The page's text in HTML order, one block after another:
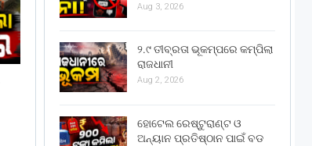
Aug 3, 2026
୨.୯ ତୀବ୍ରତା ଭୂକମ୍ପରେ କମ୍ପିଲା
ରାଜଧାନୀ
Aug 2, 2026
ହୋଟେଲ ରେଷ୍ଟୁରାଣ୍ଟ ଓ
ଅନ୍ୟାନ ପ୍ରତିଷ୍ଠାନ ପାଇଁ ବଡ